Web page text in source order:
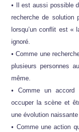
• Il est aussi possible
recherche de solution
lorsqu’un conflit est «
ignoré.
• Comme une
plusieurs personnes
même.
• Comme un accord
occuper la scène et
une évolution naissante
• Comme une action